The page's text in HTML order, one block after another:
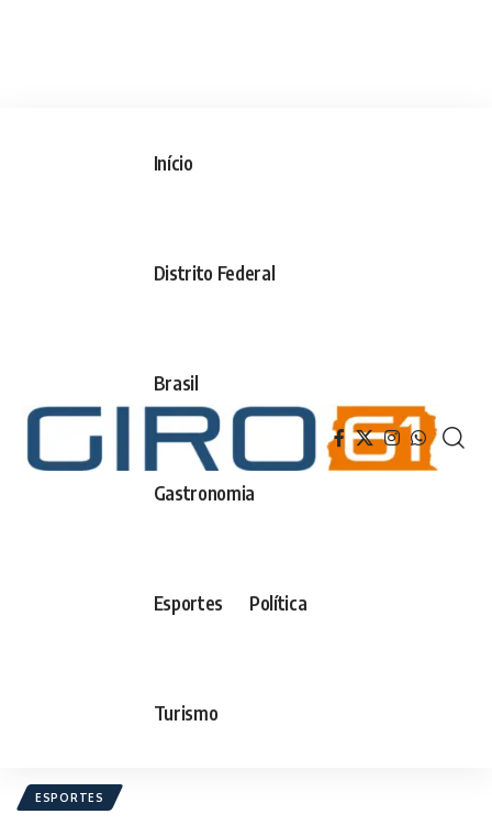
Início
Distrito Federal
Brasil
Gastronomia
Esportes Política
Turismo
ESPORTES